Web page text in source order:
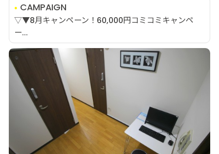
CAMPAIGN
▽▼8月キャンペーン！60,000円コミコミキャンペ
ー...